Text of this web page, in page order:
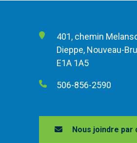
401, chemin
Dieppe, Nouveau-
E1A 1A5
506-856-2590
Nous joindre par